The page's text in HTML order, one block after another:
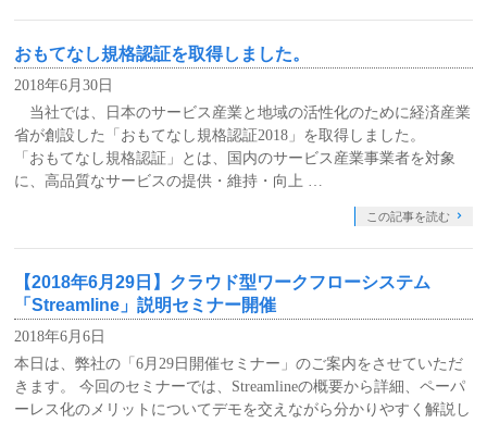
おもてなし規格認証を取得しました。
2018年6月30日
当社では、日本のサービス産業と地域の活性化のために経済産業
省が創設した「おもてなし規格認証2018」を取得しました。
「おもてなし規格認証」とは、国内のサービス産業事業者を対象
に、高品質なサービスの提供・維持・向上 …
この記事を読む
【2018年6月29日】クラウド型ワークフローシステム
「Streamline」説明セミナー開催
2018年6月6日
本日は、弊社の「6月29日開催セミナー」のご案内をさせていただ
きます。 今回のセミナーでは、Streamlineの概要から詳細、ペーパ
ーレス化のメリットについてデモを交えながら分かりやすく解説し